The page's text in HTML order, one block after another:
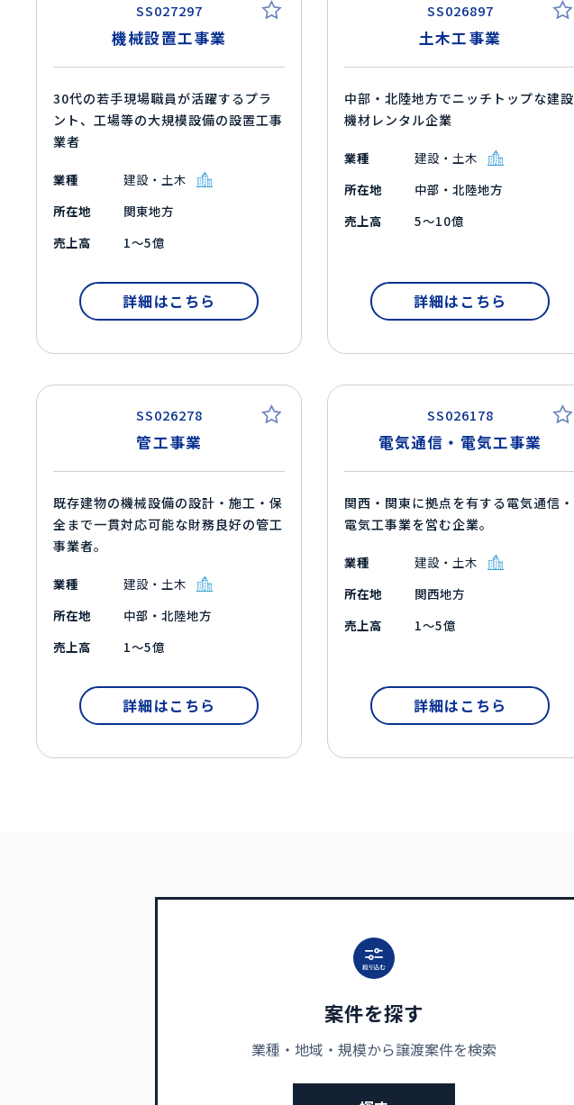
SS027297
機械設置工事業
30代の若手現場職員が活躍するプラ
ント、工場等の大規模設備の設置工事
業者
業種
建設・土木
所在地
関東地方
売上高
1～5億
詳細はこちら
SS026897
土木工事業
中部・北陸地方でニッチトップな建設
機材レンタル企業
業種
建設・土木
所在地
中部・北陸地方
売上高
5～10億
詳細はこちら
SS026278
管工事業
既存建物の機械設備の設計・施工・保
全まで一貫対応可能な財務良好の管工
事業者。
業種
建設・土木
所在地
中部・北陸地方
売上高
1～5億
詳細はこちら
SS026178
電気通信・電気工事業
関西・関東に拠点を有する電気通信・
電気工事業を営む企業。
業種
建設・土木
所在地
関西地方
売上高
1～5億
詳細はこちら
案件を探す
業種・地域・規模から譲渡案件を検索